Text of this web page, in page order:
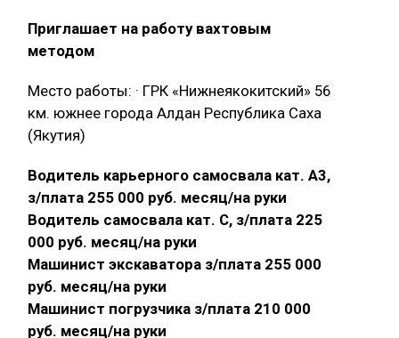
Приглашает на работу вахтовым
методом
Место работы: · ГРК «Нижнеякокитский» 56
км. южнее города Алдан Республика Саха
(Якутия)
Водитель карьерного самосвала кат. А3,
з/плата 255 000 руб. месяц/на руки
Водитель самосвала кат. С, з/плата 225
000 руб. месяц/на руки
Машинист экскаватора з/плата 255 000
руб. месяц/на руки
Машинист погрузчика з/плата 210 000
руб. месяц/на руки